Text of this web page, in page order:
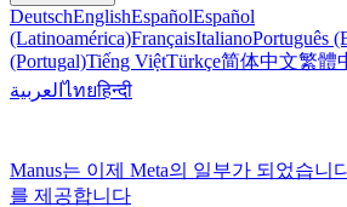
DeutschEnglishEspañolEspañol
(Latinoamérica)FrançaisItalianoPortuguês
(Portugal)Tiếng ViệtTürkçe简体中文繁體
العربيةไทยहिन्दी
Manus는 이제 Meta의 일부가 되었습
를 제공합니다